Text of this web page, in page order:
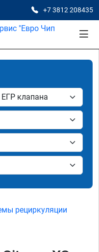
+7 3812 208435
рециркуляции